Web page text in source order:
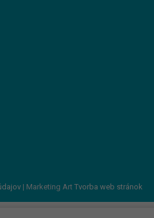
| Marketing Art Tvorba web stránok